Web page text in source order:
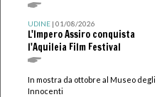
UDINE| 01/08/2026
L'Impero Assiro conquista
l'Aquileia Film Festival
In mostra da ottobre al Museo degli
Innocenti